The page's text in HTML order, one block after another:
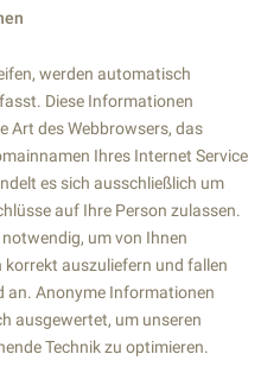
werden automatisch
Diese Informationen
Art des Webbrowsers, das
Ihres Internet Service
es sich ausschließlich um
auf Ihre Person zulassen.
um von Ihnen
auszuliefern und fallen
an. Anonyme Informationen
ausgewertet, um unseren
Technik zu optimieren.